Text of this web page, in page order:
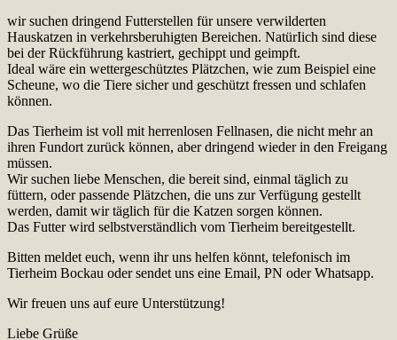
wir suchen dringend Futterstellen für unsere verwilderten
Hauskatzen in verkehrsberuhigten Bereichen. NatürIich sind diese
bei der Rückführung kastriert, gechippt und geimpft.
Ideal wäre ein wettergeschütztes Plätzchen, wie zum Beispiel eine
Scheune, wo die Tiere sicher und geschützt fressen und schlafen
können.
Das Tierheim ist voll mit herrenlosen Fellnasen, die nicht mehr an
ihren Fundort zurück können, aber dringend wieder in den Freigang
müssen.
Wir suchen liebe Menschen, die bereit sind, einmal täglich zu
füttern, oder passende Plätzchen, die uns zur Verfügung gestellt
werden, damit wir täglich für die Katzen sorgen können.
Das Futter wird selbstverständlich vom Tierheim bereitgestellt.
Bitten meldet euch, wenn ihr uns helfen könnt, telefonisch im
Tierheim Bockau oder sendet uns eine Email, PN oder Whatsapp.
Wir freuen uns auf eure Unterstützung!
Liebe Grüße